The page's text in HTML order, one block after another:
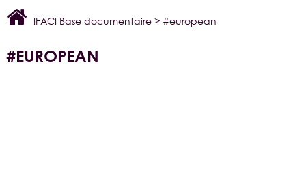
IFACI Base documentaire > #european
#EUROPEAN